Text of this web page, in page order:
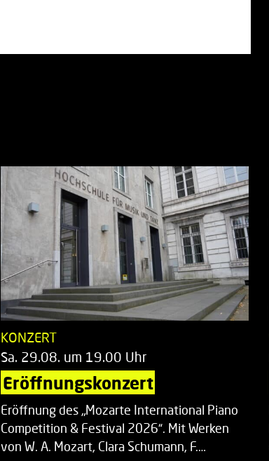
KONZERT
Sa. 29.08. um 19.00 Uhr
Eröffnungskonzert
Eröffnung des „Mozarte International Piano
Competition & Festival 2026“. Mit Werken
von W. A. Mozart, Clara Schumann, F.…